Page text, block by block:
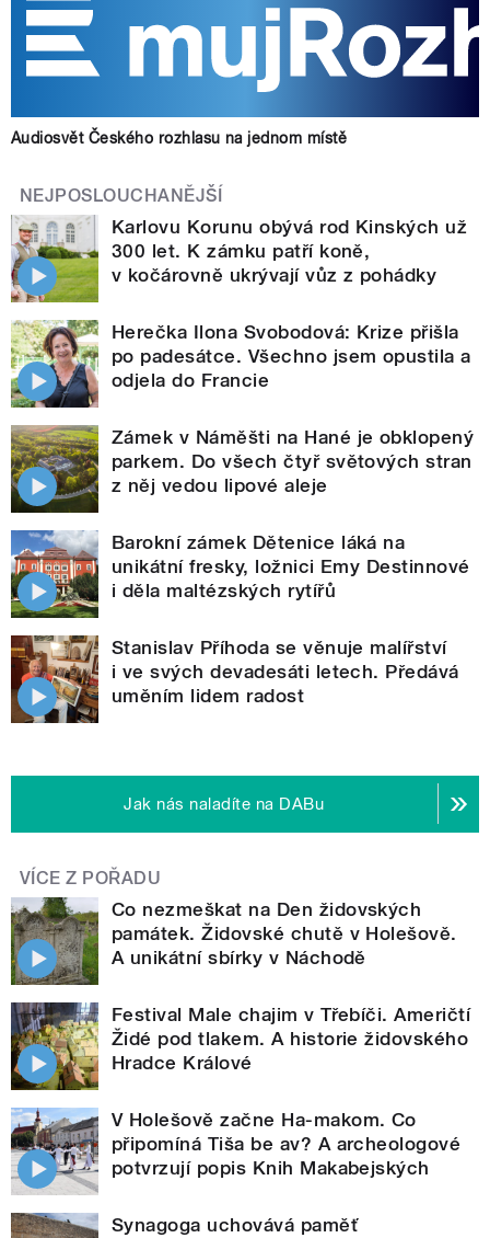
Audiosvět Českého rozhlasu na jednom místě
NEJPOSLOUCHANĚJŠÍ
Karlovu Korunu obývá rod Kinských už
300 let. K zámku patří koně,
v kočárovně ukrývají vůz z pohádky
Herečka Ilona Svobodová: Krize přišla
po padesátce. Všechno jsem opustila a
odjela do Francie
Zámek v Náměšti na Hané je obklopený
parkem. Do všech čtyř světových stran
z něj vedou lipové aleje
Barokní zámek Dětenice láká na
unikátní fresky, ložnici Emy Destinnové
i děla maltézských rytířů
Stanislav Příhoda se věnuje malířství
i ve svých devadesáti letech. Předává
uměním lidem radost
Jak nás naladíte na DABu
VÍCE Z POŘADU
Co nezmeškat na Den židovských
památek. Židovské chutě v Holešově.
A unikátní sbírky v Náchodě
Festival Male chajim v Třebíči. Američtí
Židé pod tlakem. A historie židovského
Hradce Králové
V Holešově začne Ha-makom. Co
připomíná Tiša be av? A archeologové
potvrzují popis Knih Makabejských
Synagoga uchovává paměť